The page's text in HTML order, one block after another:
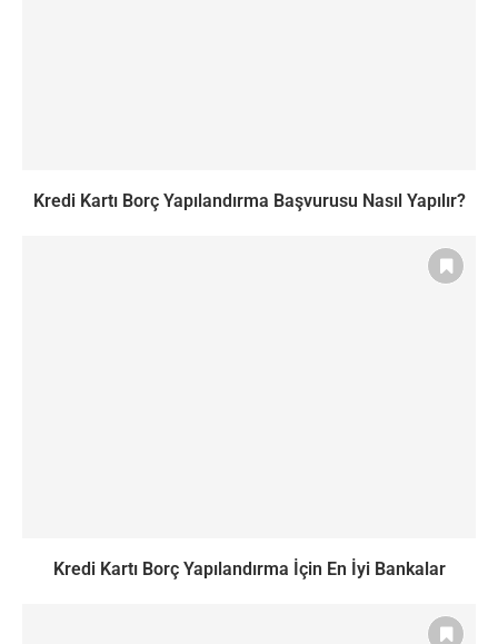
Kredi Kartı Borç Yapılandırma Başvurusu Nasıl Yapılır?
Kredi Kartı Borç Yapılandırma İçin En İyi Bankalar